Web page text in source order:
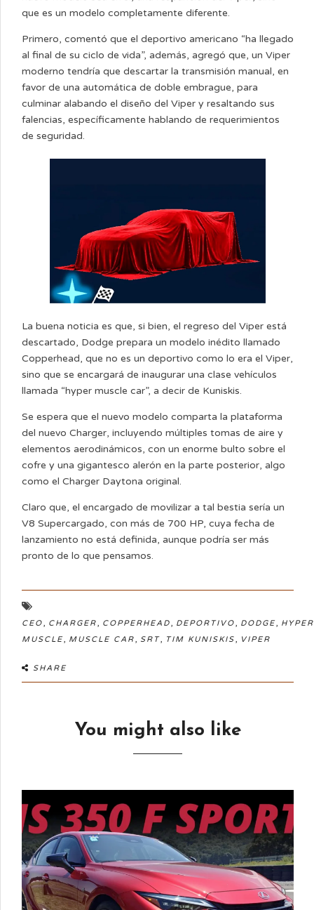
que es un modelo completamente diferente.
Primero, comentó que el deportivo americano “ha llegado
al final de su ciclo de vida”, además, agregó que, un Viper
moderno tendría que descartar la transmisión manual, en
favor de una automática de doble embrague, para
culminar alabando el diseño del Viper y resaltando sus
falencias, específicamente hablando de requerimientos
de seguridad.
La buena noticia es que, si bien, el regreso del Viper está
descartado, Dodge prepara un modelo inédito llamado
Copperhead, que no es un deportivo como lo era el Viper,
sino que se encargará de inaugurar una clase vehículos
llamada “hyper muscle car”, a decir de Kuniskis.
Se espera que el nuevo modelo comparta la plataforma
del nuevo Charger, incluyendo múltiples tomas de aire y
elementos aerodinámicos, con un enorme bulto sobre el
cofre y una gigantesco alerón en la parte posterior, algo
como el Charger Daytona original.
Claro que, el encargado de movilizar a tal bestia sería un
V8 Supercargado, con más de 700 HP, cuya fecha de
lanzamiento no está definida, aunque podría ser más
pronto de lo que pensamos.
CEO, CHARGER, COPPERHEAD, DEPORTIVO, DODGE, HYPER
MUSCLE, MUSCLE CAR, SRT, TIM KUNISKIS, VIPER
SHARE
You might also like